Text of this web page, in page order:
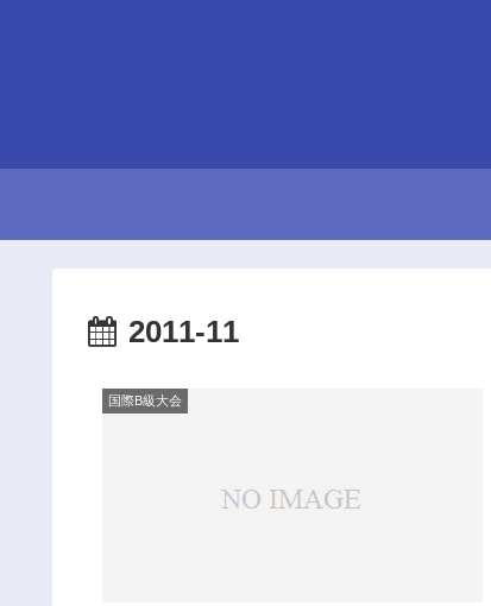
2011-11
国際B級大会